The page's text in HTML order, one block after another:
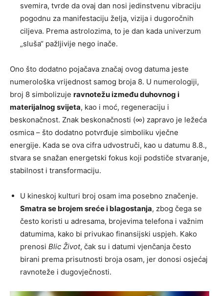
svemira, tvrde da ovaj dan nosi jedinstvenu vibraciju
pogodnu za manifestaciju želja, vizija i dugoročnih
ciljeva. Prema astrolozima, to je dan kada univerzum
„sluša“ pažljivije nego inače.
Ono što dodatno pojačava značaj ovog datuma jeste
numerološka vrijednost samog broja 8. U numerologiji,
broj 8 simbolizuje ravnotežu između duhovnog i
materijalnog svijeta, kao i moć, regeneraciju i
beskonačnost. Znak beskonačnosti (∞) zapravo je ležeća
osmica – što dodatno potvrđuje simboliku vječne
energije. Kada se ova cifra udvostruči, kao u datumu 8.8.,
stvara se snažan energetski fokus koji podstiče stvaranje,
stabilnost i transformaciju.
U kineskoj kulturi broj osam ima posebno značenje.
Smatra se brojem sreće i blagostanja, zbog čega se
često koristi u adresama, brojevima telefona i važnim
datumima, kako bi privukao finansijski uspjeh. Kako
prenosi Blic Život, čak su i datumi vjenčanja često
birani prema prisutnosti broja osam, jer donosi osjećaj
ravnoteže i dugovječnosti.